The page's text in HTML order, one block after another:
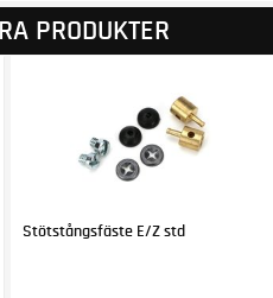
PRODUKTER
Stötstångsfäste E/Z std